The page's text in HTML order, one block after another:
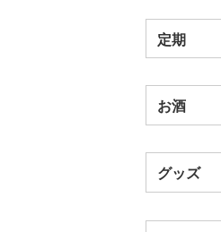
定期
お酒
グッズ